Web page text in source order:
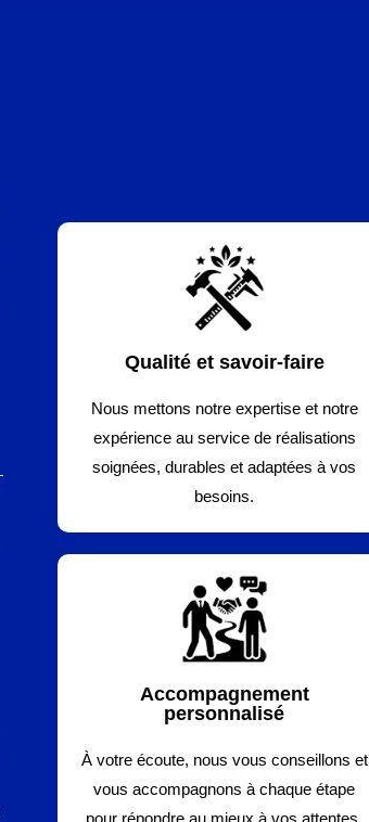
Qualité et savoir-faire
Nous mettons notre expertise et notre
expérience au service de réalisations
soignées, durables et adaptées à vos
besoins.
Accompagnement
personnalisé
À votre écoute, nous vous conseillons et
vous accompagnons à chaque étape
pour répondre au mieux à vos attentes.